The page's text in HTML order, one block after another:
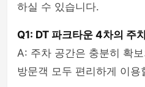
하실 수 있습니다.
Q1: DT 파크타운 4차의 주
A: 주차 공간은 충분히 확
방문객 모두 편리하게 이용